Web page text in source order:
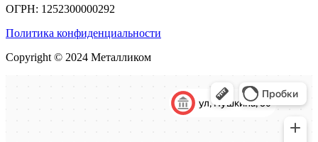
ОГРН: 1252300000292
Политика конфиденциальности
Copyright © 2024 Металликом